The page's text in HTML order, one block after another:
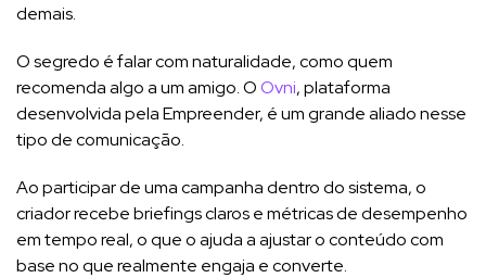
demais.
O segredo é falar com naturalidade, como quem
recomenda algo a um amigo. OOvni, plataforma
desenvolvida pela Empreender, é um grande aliado nesse
tipo de comunicação.
Ao participar de uma campanha dentro do sistema, o
criador recebe briefings claros e métricas de desempenho
em tempo real, o que o ajuda a ajustar o conteúdo com
base no que realmente engaja e converte.